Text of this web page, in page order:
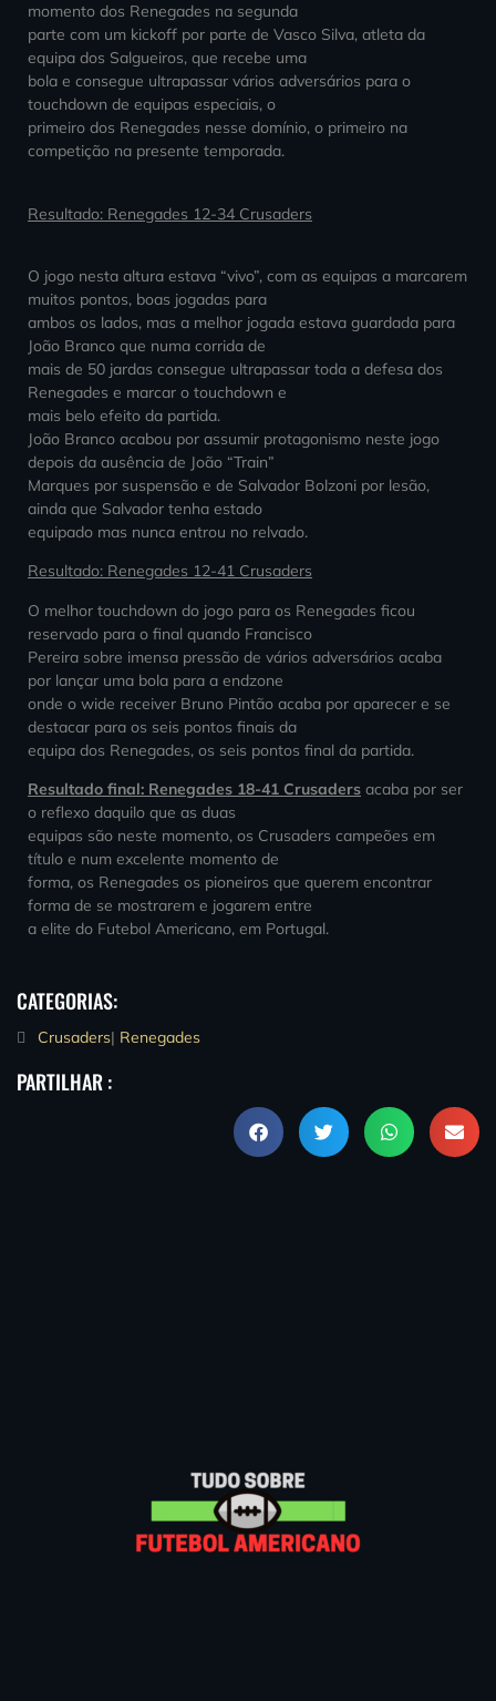
momento dos Renegades na segunda
parte com um kickoff por parte de Vasco Silva, atleta da
equipa dos Salgueiros, que recebe uma
bola e consegue ultrapassar vários adversários para o
touchdown de equipas especiais, o
primeiro dos Renegades nesse domínio, o primeiro na
competição na presente temporada.
Resultado: Renegades 12-34 Crusaders
O jogo nesta altura estava “vivo”, com as equipas a marcarem
muitos pontos, boas jogadas para
ambos os lados, mas a melhor jogada estava guardada para
João Branco que numa corrida de
mais de 50 jardas consegue ultrapassar toda a defesa dos
Renegades e marcar o touchdown e
mais belo efeito da partida.
João Branco acabou por assumir protagonismo neste jogo
depois da ausência de João “Train”
Marques por suspensão e de Salvador Bolzoni por lesão,
ainda que Salvador tenha estado
equipado mas nunca entrou no relvado.
Resultado: Renegades 12-41 Crusaders
O melhor touchdown do jogo para os Renegades ficou
reservado para o final quando Francisco
Pereira sobre imensa pressão de vários adversários acaba
por lançar uma bola para a endzone
onde o wide receiver Bruno Pintão acaba por aparecer e se
destacar para os seis pontos finais da
equipa dos Renegades, os seis pontos final da partida.
Resultado final: Renegades 18-41 Crusaders acaba por ser
o reflexo daquilo que as duas
equipas são neste momento, os Crusaders campeões em
título e num excelente momento de
forma, os Renegades os pioneiros que querem encontrar
forma de se mostrarem e jogarem entre
a elite do Futebol Americano, em Portugal.
CATEGORIAS:
Crusaders| Renegades
PARTILHAR :